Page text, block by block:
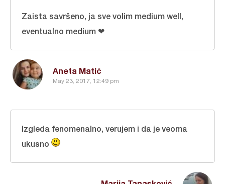
Aneta Matić
May 23, 2017, 12:49 pm
Zaista savršeno, ja sve volim medium well,
eventualno medium ❤
Izgleda fenomenalno, verujem i da je veoma
ukusno